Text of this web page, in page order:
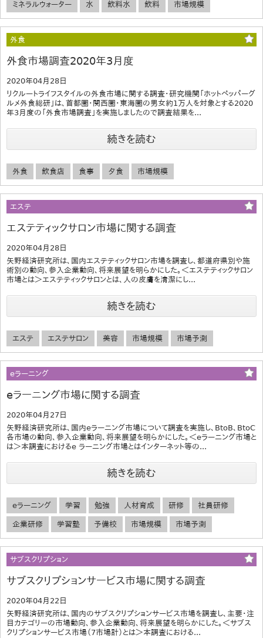
ミネラルウォーター 水 飲料水 飲料 市場規模
外食
外食市場調査2020年3月度
2020年04月28日
リクルートライフスタイルの外食市場に関する調査・研究機関「ホットペッパーグ
ルメ外食総研」は、首都圏・関西圏・東海圏の男女約1万人を対象とする2020
年3月度の「外食市場調査」を実施しましたので調査結果を...
続きを読む
外食 飲食店 食事 夕食 市場規模
エステ
エステティックサロン市場に関する調査
2020年04月28日
矢野経済研究所は、国内エステティックサロン市場を調査し、都道府県別や施
術別の動向、参入企業動向、将来展望を明らかにした。＜エステティックサロン
市場とは＞エステティックサロンとは、人の皮膚を清潔にし...
続きを読む
エステ エステサロン 美容 市場規模 市場予測
eラーニング
eラーニング市場に関する調査
2020年04月27日
矢野経済研究所は、国内eラーニング市場について調査を実施し、BtoB、BtoC
各市場の動向、参入企業動向、将来展望を明らかにした。＜eラーニング市場と
は＞本調査におけるe ラーニング市場とはインターネット等の...
続きを読む
eラーニング 学習 勉強 人材育成 研修 社員研修
企業研修 学習塾 予備校 市場規模 市場予測
サブスクリプション
サブスクリプションサービス市場に関する調査
2020年04月22日
矢野経済研究所は、国内のサブスクリプションサービス市場を調査し、主要・注
目カテゴリーの市場動向、参入企業動向、将来展望を明らかにした。＜サブス
クリプションサービス市場（7市場計）とは＞本調査における...